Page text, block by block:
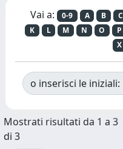
Vai a: 0-9 A B C
K
L M N O P
X
o inserisci le iniziali:
Mostrati risultati da 1 a 3
di 3